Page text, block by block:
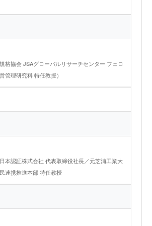
格協会 JSAグローバルリサーチセンター フェロ
管理研究科 特任教授）
本認証株式会社 代表取締役社長／元芝浦工業大
連携推進本部 特任教授